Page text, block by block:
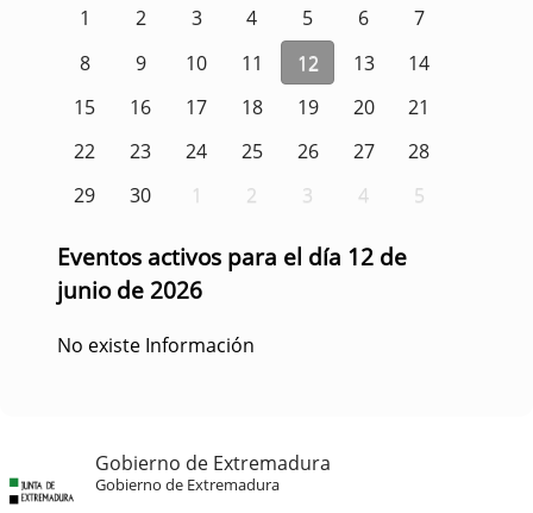
1 2 3 4 5 6
7
8
9 10 11 12 13
14
15
16 17 18 19 20
21
22
23 24 25 26 27
28
29
30 1 2 3 4 5
Eventos activos para el día 12 de
junio de 2026
No existe Información
Gobierno de Extremadura
Gobierno de Extremadura